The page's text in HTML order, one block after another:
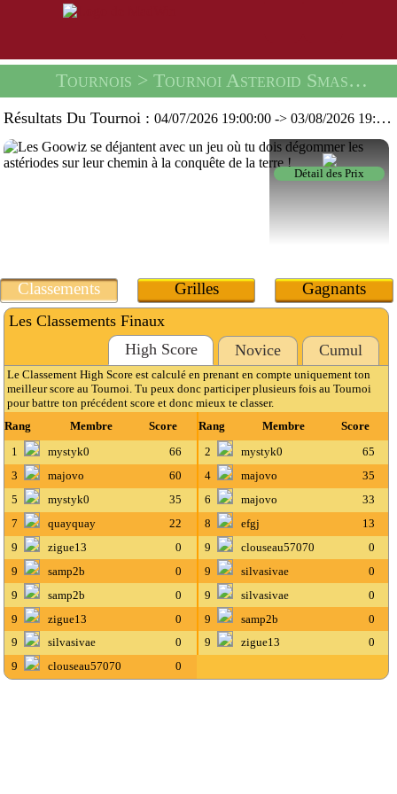
Tournois > Tournoi Asteroid Smash -
Résultats Du Tournoi :04/07/2026 19:00:00 ->03/08/2026 19:59:59
Détail des Prix
Classements Grilles Gagnants
Les Classements Finaux
High Score
Novice Cumul
Le Classement High Score est calculé en prenant en compte uniquement ton
meilleur score au Tournoi. Tu peux donc participer plusieurs fois au Tournoi
pour battre ton précédent score et donc mieux te classer.
Rang
Membre Score Rang Membre
Score
1
mystyk0 66 2 mystyk0
65
3
majovo 60 4 majovo
35
5
mystyk0 35 6 majovo
33
7
quayquay 22 8 efgj
13
9
zigue13 0 9 clouseau57070
0
9
samp2b 0 9 silvasivae
0
9
samp2b 0 9 silvasivae
0
9
zigue13 0 9 samp2b
0
9
silvasivae 0 9 zigue13
0
9
clouseau57070 0